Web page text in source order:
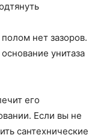
нет зазоров.
унитаза
его
Если вы не
сантехнические